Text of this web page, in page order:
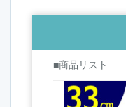
■商品リスト